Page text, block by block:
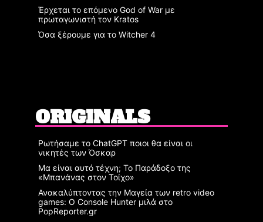
Έρχεται το επόμενο God of War με
πρωταγωνιστή τον Kratos
Όσα ξέρουμε για το Witcher 4
ORIGINALS
Ρωτήσαμε το ChatGPT ποιοι θα είναι οι
νικητές των Όσκαρ
Μα είναι αυτό τέχνη; Το Παράδοξο της
«Μπανάνας στον Τοίχο»
Ανακαλύπτοντας την Μαγεία των retro video
games: Ο Console Hunter μιλά στο
PopReporter.gr